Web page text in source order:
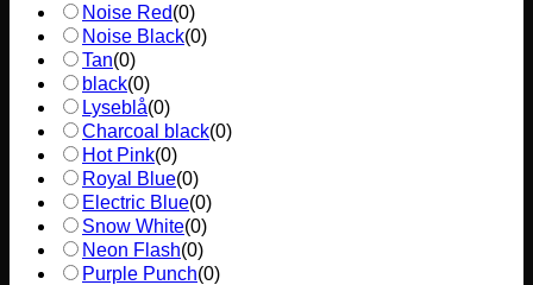
Noise Red(0)
Noise Black(0)
Tan(0)
black(0)
Lyseblå(0)
Charcoal black(0)
Hot Pink(0)
Royal Blue(0)
Electric Blue(0)
Snow White(0)
Neon Flash(0)
Purple Punch(0)